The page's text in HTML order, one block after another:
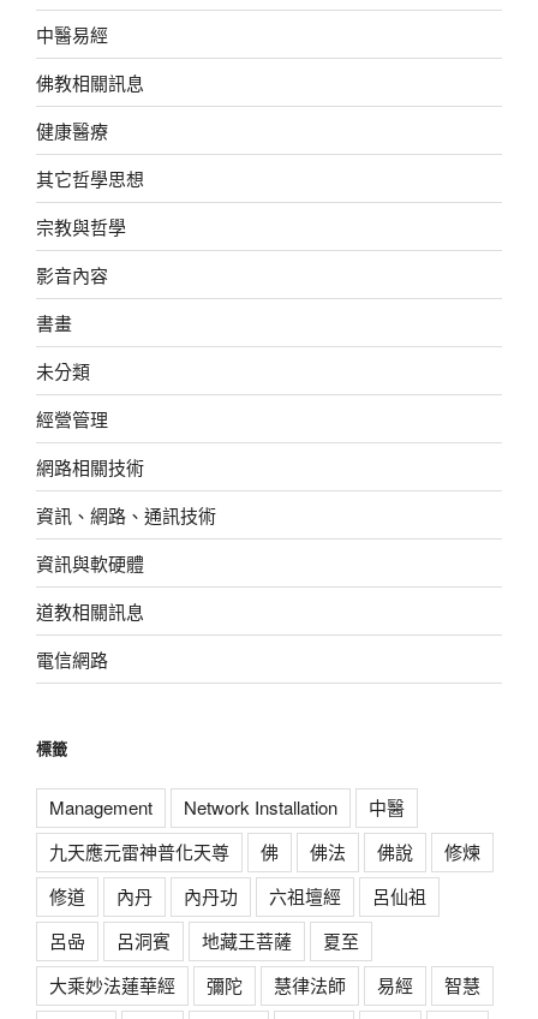
中醫易經
佛教相關訊息
健康醫療
其它哲學思想
宗教與哲學
影音內容
書畫
未分類
經營管理
網路相關技術
資訊、網路、通訊技術
資訊與軟硬體
道教相關訊息
電信網路
標籤
Management Network Installation
中醫
九天應元雷神普化天尊
佛 佛法 佛說
修煉
修道
內丹 內丹功 六祖壇經
呂仙祖
呂喦
呂洞賓 地藏王菩薩
夏至
大乘妙法蓮華經
彌陀 慧律法師 易經
智慧